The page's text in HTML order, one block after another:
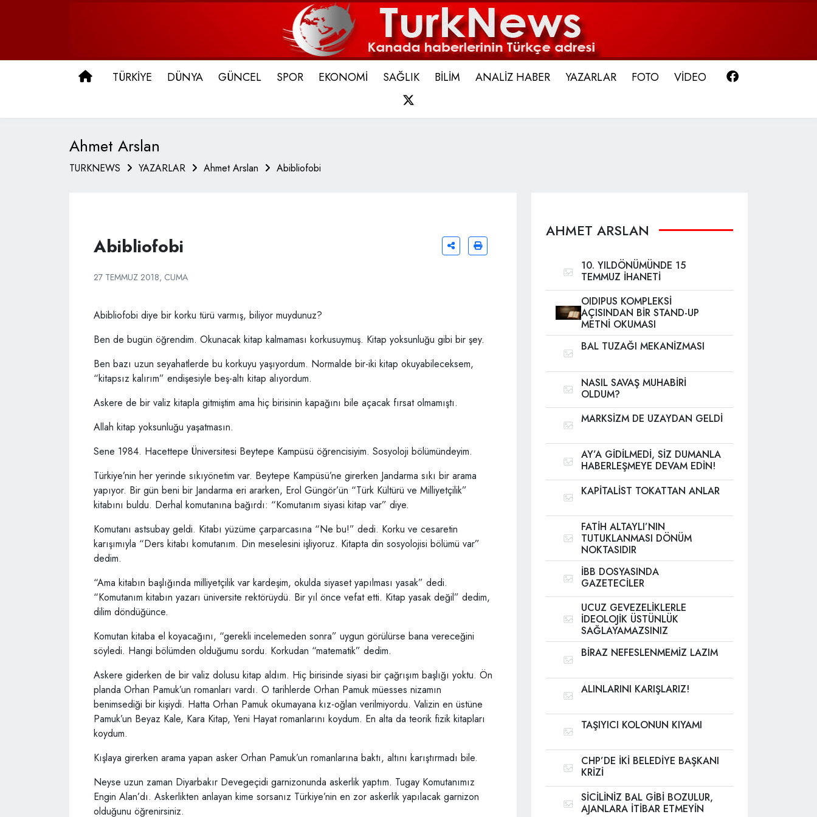
ANA SAYFA
TÜRKİYE DÜNYA GÜNCEL SPOR EKONOMİ SAĞLIK BİLİM ANALİZ HABER YAZARLAR FOTO VİDEO
Ahmet Arslan
TURKNEWS YAZARLAR Ahmet Arslan Abibliofobi
Abibliofobi
27 TEMMUZ 2018, CUMA
Abibliofobi diye bir korku türü varmış, biliyor muydunuz?
Ben de bugün öğrendim. Okunacak kitap kalmaması korkusuymuş. Kitap yoksunluğu gibi bir şey.
Ben bazı uzun seyahatlerde bu korkuyu yaşıyordum. Normalde bir-iki kitap okuyabileceksem,
“kitapsız kalırım” endişesiyle beş-altı kitap alıyordum.
Askere de bir valiz kitapla gitmiştim ama hiç birisinin kapağını bile açacak fırsat olmamıştı.
Allah kitap yoksunluğu yaşatmasın.
Sene 1984. Hacettepe Üniversitesi Beytepe Kampüsü öğrencisiyim. Sosyoloji bölümündeyim.
Türkiye’nin her yerinde sıkıyönetim var. Beytepe Kampüsü’ne girerken Jandarma sıkı bir arama
yapıyor. Bir gün beni bir Jandarma eri ararken, Erol Güngör’ün “Türk Kültürü ve Milliyetçilik”
kitabını buldu. Derhal komutanına bağırdı: “Komutanım siyasi kitap var” diye.
Komutanı astsubay geldi. Kitabı yüzüme çarparcasına “Ne bu!” dedi. Korku ve cesaretin
karışımıyla “Ders kitabı komutanım. Din meselesini işliyoruz. Kitapta din sosyolojisi bölümü var”
dedim.
“Ama kitabın başlığında milliyetçilik var kardeşim, okulda siyaset yapılması yasak” dedi.
“Komutanım kitabın yazarı üniversite rektörüydü. Bir yıl önce vefat etti. Kitap yasak değil” dedim,
dilim döndüğünce.
Komutan kitaba el koyacağını, “gerekli incelemeden sonra” uygun görülürse bana vereceğini
söyledi. Hangi bölümden olduğumu sordu. Korkudan “matematik” dedim.
Askere giderken de bir valiz dolusu kitap aldım. Hiç birisinde siyasi bir çağrışım başlığı yoktu. Ön
planda Orhan Pamuk’un romanları vardı. O tarihlerde Orhan Pamuk müesses nizamın
benimsediği bir kişiydi. Hatta Orhan Pamuk okumayana kız-oğlan verilmiyordu. Valizin en üstüne
Pamuk’un Beyaz Kale, Kara Kitap, Yeni Hayat romanlarını koydum. En alta da teorik fizik kitapları
koydum.
Kışlaya girerken arama yapan asker Orhan Pamuk’un romanlarına baktı, altını karıştırmadı bile.
Neyse uzun zaman Diyarbakır Devegeçidi garnizonunda askerlik yaptım. Tugay Komutanımız
Engin Alan’dı. Askerlikten anlayan kime sorsanız Türkiye’nin en zor askerlik yapılacak garnizon
olduğunu öğrenirsiniz.
AHMET ARSLAN
10. YILDÖNÜMÜNDE 15
TEMMUZ İHANETİ
OIDIPUS KOMPLEKSİ
AÇISINDAN BİR STAND-UP
METNİ OKUMASI
BAL TUZAĞI MEKANİZMASI
NASIL SAVAŞ MUHABİRİ
OLDUM?
MARKSİZM DE UZAYDAN GELDİ
AY’A GİDİLMEDİ, SİZ DUMANLA
HABERLEŞMEYE DEVAM EDİN!
KAPİTALİST TOKATTAN ANLAR
FATİH ALTAYLI’NIN
TUTUKLANMASI DÖNÜM
NOKTASIDIR
İBB DOSYASINDA
GAZETECİLER
UCUZ GEVEZELİKLERLE
İDEOLOJİK ÜSTÜNLÜK
SAĞLAYAMAZSINIZ
BİRAZ NEFESLENMEMİZ LAZIM
ALINLARINI KARIŞLARIZ!
TAŞIYICI KOLONUN KIYAMI
CHP’DE İKİ BELEDİYE BAŞKANI
KRİZİ
SİCİLİNİZ BAL GİBİ BOZULUR,
AJANLARA İTİBAR ETMEYİN